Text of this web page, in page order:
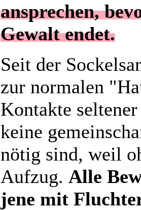
ansprechen,
Gewalt endet.
Seit der
zur normalen
Kontakte
keine
nötig sind, weil
Aufzug. Alle
jene mit